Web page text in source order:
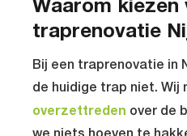
Waarom kiezen
traprenovatie
Bij een traprenovatie in
de huidige trap niet. Wij
overzettreden over de